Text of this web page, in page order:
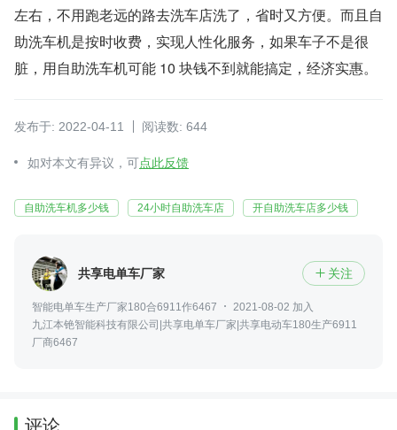
左右，不用跑老远的路去洗车店洗了，省时又方便。而且自
助洗车机是按时收费，实现人性化服务，如果车子不是很
脏，用自助洗车机可能 10 块钱不到就能搞定，经济实惠。
发布于: 2022-04-11 阅读数: 644
如对本文有异议，可点此反馈
自助洗车机多少钱 24小时自助洗车店 开自助洗车店多少钱
共享电单车厂家  关注
智能电单车生产厂家180合6911作6467
2021-08-02 加入
九江本铯智能科技有限公司|共享电单车厂家|共享电动车180生产6911
厂商6467
评论